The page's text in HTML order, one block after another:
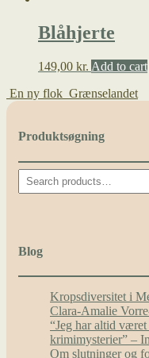
Blåhjerte
149,00 kr. Add to cart
En ny flok Grænselandet
Produktsøgning
Search
Blog
Kropsdiversitet i
Clara-Amalie
“Jeg har altid
krimimysterier” –
Om slutninger og